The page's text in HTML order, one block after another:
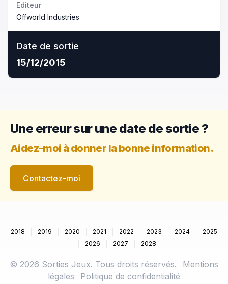
Editeur
Offworld Industries
Date de sortie
15/12/2015
Une erreur sur une date de sortie ?
Aidez-moi à donner la bonne information.
Contactez-moi
2018 2019 2020 2021 2022 2023 2024
2025
2026
2027 2028
© 2026 Sorties Jeux. Tous droits réservés.
Mentions
légales
Politique de confidentialité